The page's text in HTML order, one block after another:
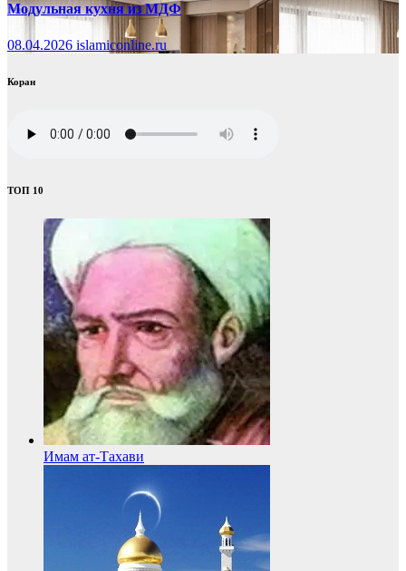
Модульная кухня из МДФ
08.04.2026 islamiconline.ru
Коран
ТОП 10
Имам ат-Тахави